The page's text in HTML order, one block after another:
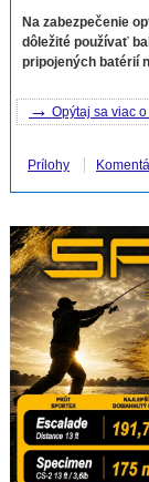
Na zabezpečenie
dôležité používať
pripojených batérií
→ Opýtaj sa viac
Prílohy